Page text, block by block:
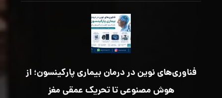
فناوری‌های نوین در درمان بیماری پارکینسون؛ از
هوش مصنوعی تا تحریک عمقی مغز